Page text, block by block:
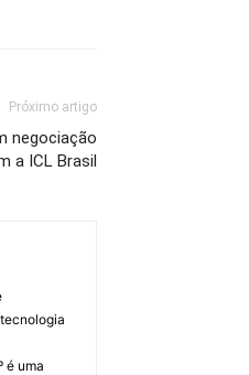
Próximo artigo
negociação
a ICL Brasil
é uma